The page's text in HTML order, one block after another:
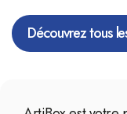
Découvrez tous